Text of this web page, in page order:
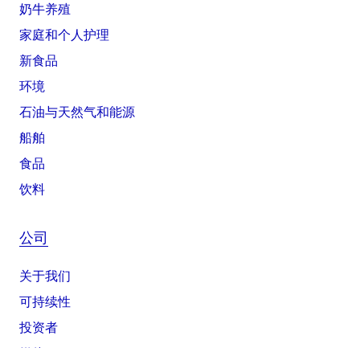
奶牛养殖
家庭和个人护理
新食品
环境
石油与天然气和能源
船舶
食品
饮料
公司
关于我们
可持续性
投资者